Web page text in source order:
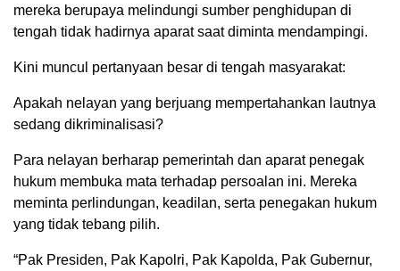
mereka berupaya melindungi sumber penghidupan di
tengah tidak hadirnya aparat saat diminta mendampingi.
Kini muncul pertanyaan besar di tengah masyarakat:
Apakah nelayan yang berjuang mempertahankan lautnya
sedang dikriminalisasi?
Para nelayan berharap pemerintah dan aparat penegak
hukum membuka mata terhadap persoalan ini. Mereka
meminta perlindungan, keadilan, serta penegakan hukum
yang tidak tebang pilih.
“Pak Presiden, Pak Kapolri, Pak Kapolda, Pak Gubernur,